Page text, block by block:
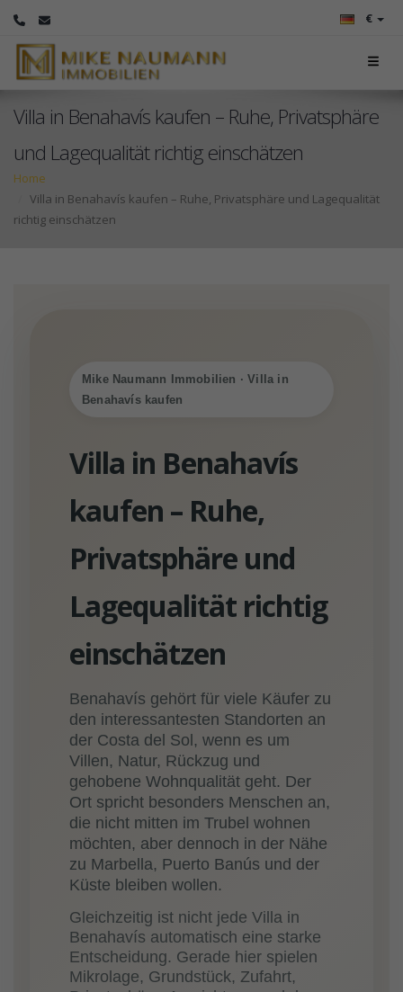
€
Villa in Benahavís kaufen – Ruhe, Privatsphäre
und Lagequalität richtig einschätzen
Home
Villa in Benahavís kaufen – Ruhe, Privatsphäre und Lagequalität
richtig einschätzen
Mike Naumann Immobilien · Villa in
Benahavís kaufen
Villa in Benahavís
kaufen – Ruhe,
Privatsphäre und
Lagequalität richtig
einschätzen
Benahavís gehört für viele Käufer zu
den interessantesten Standorten an
der Costa del Sol, wenn es um
Villen, Natur, Rückzug und
gehobene Wohnqualität geht. Der
Ort spricht besonders Menschen an,
die nicht mitten im Trubel wohnen
möchten, aber dennoch in der Nähe
zu Marbella, Puerto Banús und der
Küste bleiben wollen.
Gleichzeitig ist nicht jede Villa in
Benahavís automatisch eine starke
Entscheidung. Gerade hier spielen
Mikrolage, Grundstück, Zufahrt,